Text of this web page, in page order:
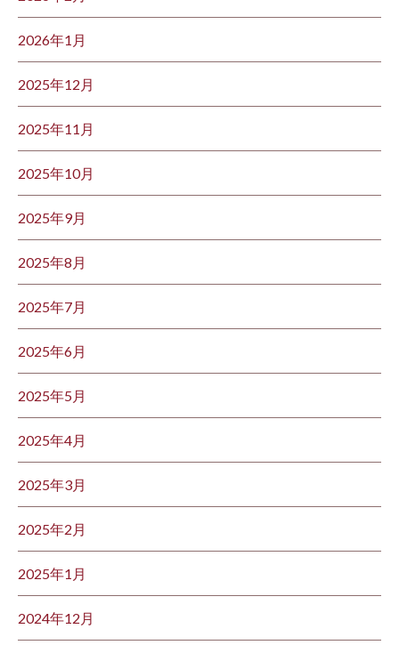
2026年1月
2025年12月
2025年11月
2025年10月
2025年9月
2025年8月
2025年7月
2025年6月
2025年5月
2025年4月
2025年3月
2025年2月
2025年1月
2024年12月